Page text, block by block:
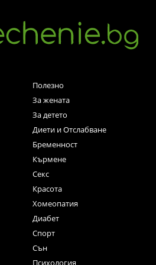
Полезно
За жената
За детето
Диети и Отслабване
Бременност
Кърмене
Секс
Красота
Хомеопатия
Диабет
Спорт
Сън
Психология